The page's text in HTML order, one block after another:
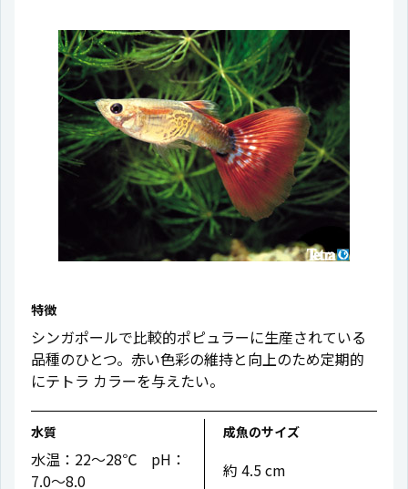
特徴
シンガポールで比較的ポピュラーに生産されている
品種のひとつ。赤い色彩の維持と向上のため定期的
にテトラ カラーを与えたい。
水質
水温：22〜28℃ pH：
7.0〜8.0
成魚のサイズ
約 4.5 cm